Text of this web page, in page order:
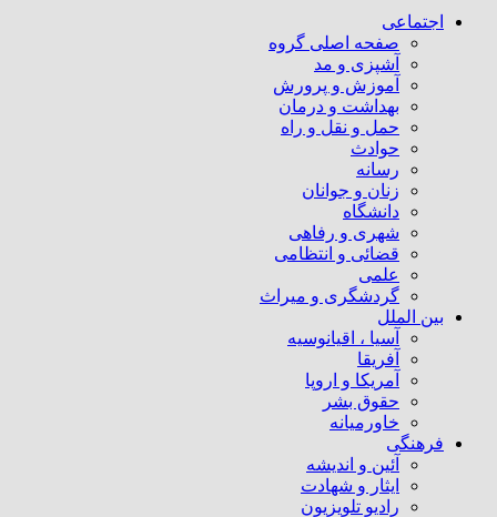
اجتماعی
صفحه اصلی گروه
آشپزی و مد
آموزش و پرورش
بهداشت و درمان
حمل و نقل و راه
حوادث
رسانه
زنان و جوانان
دانشگاه
شهری و رفاهی
قضائی و انتظامی
علمی
گردشگری و میراث
بین الملل
آسیا ، اقیانوسیه
آفریقا
آمریکا و اروپا
حقوق بشر
خاورمیانه
فرهنگی
آئین و اندیشه
ایثار و شهادت
رادیو تلویزیون